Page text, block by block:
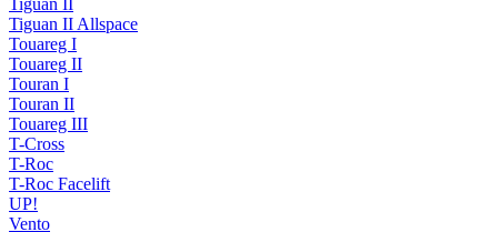
Tiguan II
Tiguan II Allspace
Touareg I
Touareg II
Touran I
Touran II
Touareg III
T-Cross
T-Roc
T-Roc Facelift
UP!
Vento